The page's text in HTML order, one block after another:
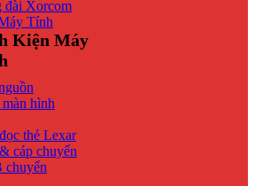
đài Xorcom
Tính
Kiện Máy
hình
thẻ Lexar
cáp chuyển
chuyển